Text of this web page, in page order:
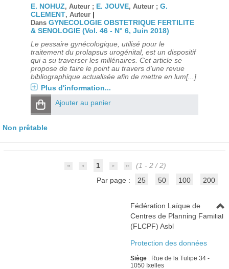
E. NOHUZ, Auteur ; E. JOUVE, Auteur ; G.
CLEMENT, Auteur |
Dans GYNECOLOGIE OBSTETRIQUE FERTILITE
& SENOLOGIE (Vol. 46 - N° 6, Juin 2018)
Le pessaire gynécologique, utilisé pour le
traitement du prolapsus urogénital, est un dispositif
qui a su traverser les millénaires. Cet article se
propose de faire le point au travers d'une revue
bibliographique actualisée afin de mettre en lum[...]
Plus d'information...
Ajouter au panier
Non prêtable
1
(1 - 2 / 2)
Par page :
25 50 100 200
Fédération Laïque de
Centres de Planning Familial
(FLCPF) Asbl
Protection des données
Siège: Rue de la Tulipe 34 -
1050 Ixelles